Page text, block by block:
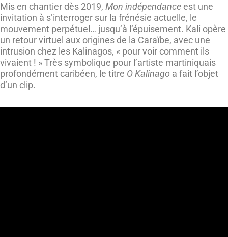
Mis en chantier dès 2019, Mon indépendance est une
invitation à s’interroger sur la frénésie actuelle, le
mouvement perpétuel… jusqu’à l’épuisement. Kali opère
un retour virtuel aux origines de la Caraïbe, avec une
intrusion chez les Kalinagos, « pour voir comment ils
vivaient ! » Très symbolique pour l’artiste martiniquais
profondément caribéen, le titre O Kalinago a fait l’objet
d’un clip.